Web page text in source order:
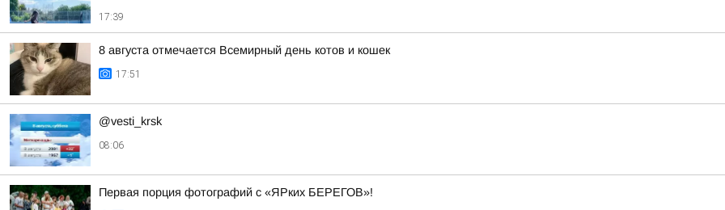
17:39
8 августа отмечается Всемирный день котов и кошек
17:51
@vesti_krsk
08:06
Первая порция фотографий с «ЯРких БЕРЕГОВ»!